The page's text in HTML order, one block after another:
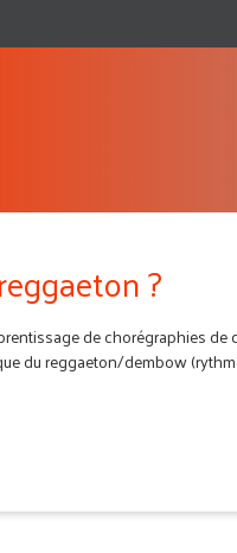
?
de chorégraphies de
du reggaeton/dembow